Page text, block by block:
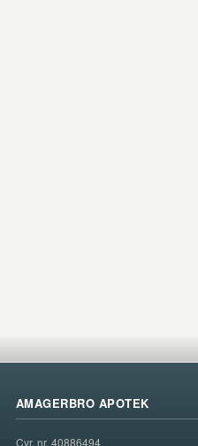
AMAGERBRO APOTEK
Cvr. nr. 40886494